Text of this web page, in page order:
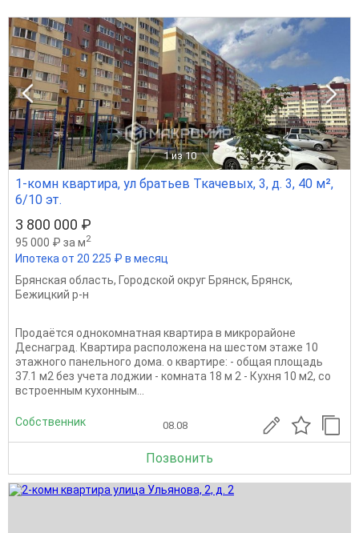
1 из 10
1-комн квартира, ул братьев Ткачевых, 3, д. 3, 40 м²,
6/10 эт.
3 800 000 ₽
95 000 ₽ за м2
Ипотека от 20 225 ₽ в месяц
Брянская область, Городской округ Брянск, Брянск,
Бежицкий р-н
Продаётся однокомнатная квартира в микрорайоне
Деснаград. Квартира расположена на шестом этаже 10
этажного панельного дома. о квартире: - общая площадь
37.1 м2 без учета лоджии - комната 18 м 2 - Кухня 10 м2, со
встроенным кухонным...
Собственник 08.08
Позвонить